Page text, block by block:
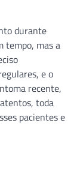
durante
tempo, mas a
e o
recente,
toda
pacientes e